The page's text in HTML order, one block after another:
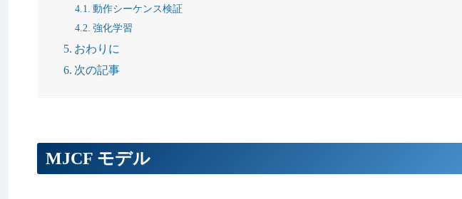
動作シーケンス検証
強化学習
おわりに
次の記事
MJCF モデル